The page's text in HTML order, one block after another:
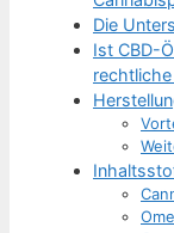
Die
Ist CBD-